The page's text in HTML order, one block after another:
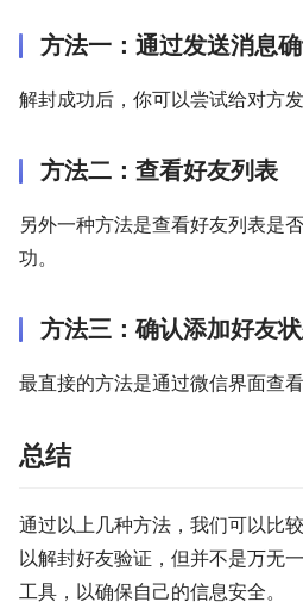
方法一：通过发送消息
解封成功后，你可以尝试给对方
方法二：查看好友列表
另外一种方法是查看好友列表是
功。
方法三：确认添加好友
最直接的方法是通过微信界面查
总结
通过以上几种方法，我们可以比
以解封好友验证，但并不是万无
工具，以确保自己的信息安全。